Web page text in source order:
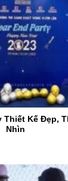
Thiết Kế Đẹp,
Nhìn